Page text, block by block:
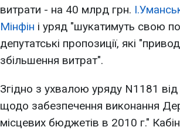
витрати - на 40 млрд грн.
Мінфін і уряд "шукатимуть свою
депутатські пропозиції, які
збільшення витрат".
Згідно з ухвалою уряду N1181
щодо забезпечення виконання
місцевих бюджетів в 2010 г."